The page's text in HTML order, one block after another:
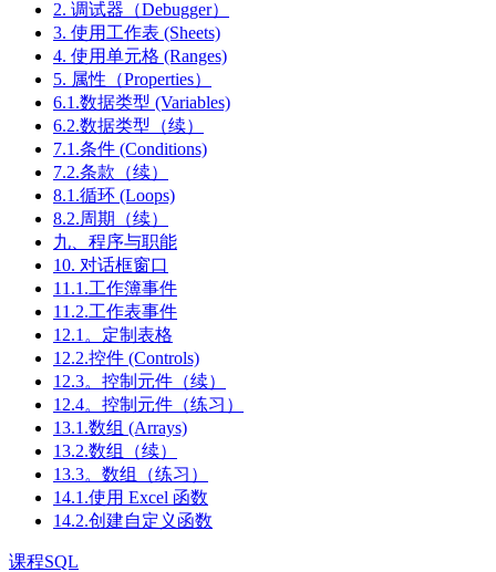
2. 调试器（Debugger）
3. 使用工作表 (Sheets)
4. 使用单元格 (Ranges)
5. 属性（Properties）
6.1.数据类型 (Variables)
6.2.数据类型（续）
7.1.条件 (Conditions)
7.2.条款（续）
8.1.循环 (Loops)
8.2.周期（续）
九、程序与职能
10. 对话框窗口
11.1.工作簿事件
11.2.工作表事件
12.1。定制表格
12.2.控件 (Controls)
12.3。控制元件（续）
12.4。控制元件（练习）
13.1.数组 (Arrays)
13.2.数组（续）
13.3。数组（练习）
14.1.使用 Excel 函数
14.2.创建自定义函数
课程SQL